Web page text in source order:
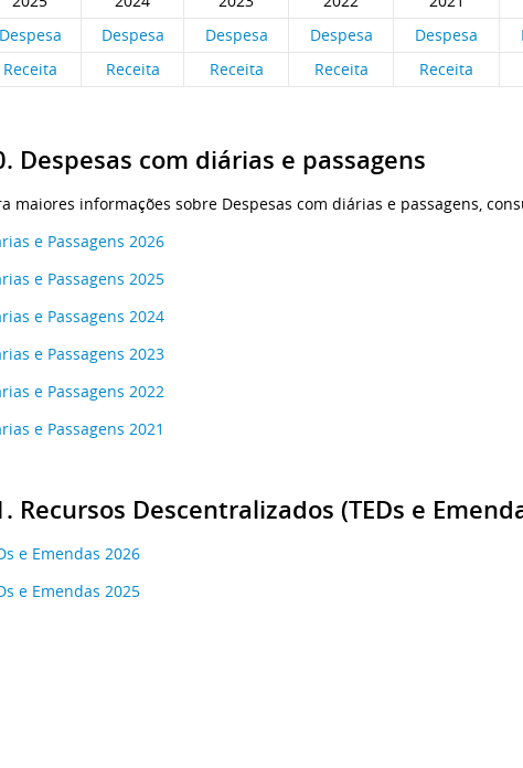
Despesa
Despesa Despesa Despesa Despesa
Receita
Receita Receita Receita Receita
Despesas com diárias e passagens
maiores informações sobre Despesas com diárias e passagens,
e Passagens 2026
e Passagens 2025
e Passagens 2024
e Passagens 2023
e Passagens 2022
e Passagens 2021
Recursos Descentralizados (TEDs e
e Emendas 2026
e Emendas 2025